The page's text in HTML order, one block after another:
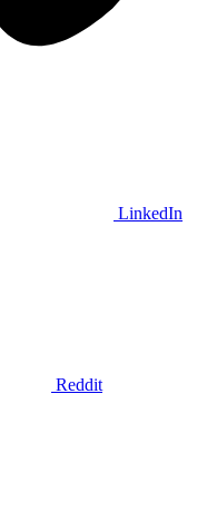
LinkedIn
Reddit